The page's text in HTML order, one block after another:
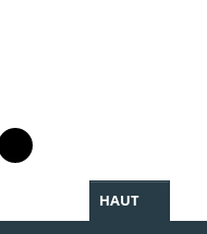
Linkedin
le profil Facebook
vers le profil Twitter
Partager par WhatsApp
HAUT